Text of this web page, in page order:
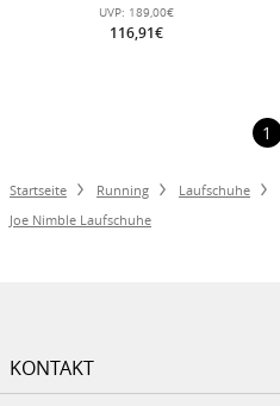
UVP: 189,00€
116,91€
1
Startseite Running Laufschuhe
Joe Nimble Laufschuhe
KONTAKT